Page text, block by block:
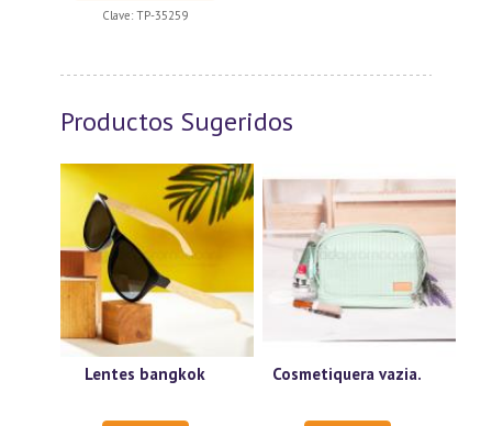
Clave: TP-35259
Productos Sugeridos
Lentes bangkok Cosmetiquera vazia.